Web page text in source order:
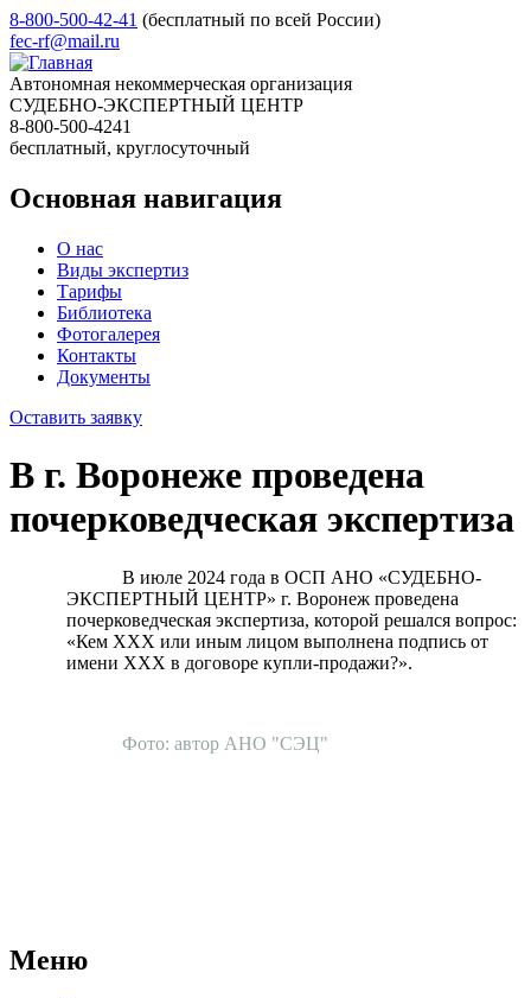
8-800-500-42-41 (бесплатный по всей России)
fec-rf@mail.ru
Автономная некоммерческая организация
СУДЕБНО-ЭКСПЕРТНЫЙ ЦЕНТР
8-800-500-4241
бесплатный, круглосуточный
Основная навигация
О нас
Виды экспертиз
Тарифы
Библиотека
Фотогалерея
Контакты
Документы
Оставить заявку
В г. Воронеже проведена
почерковедческая экспертиза
В июле 2024 года в ОСП АНО «СУДЕБНО-
ЭКСПЕРТНЫЙ ЦЕНТР» г. Воронеж проведена
почерковедческая экспертиза, которой решался вопрос:
«Кем ХХХ или иным лицом выполнена подпись от
имени ХХХ в договоре купли-продажи?».
Фото: автор АНО "СЭЦ"
Меню